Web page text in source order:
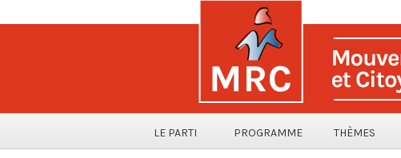
LE PARTI PROGRAMME THÈMES